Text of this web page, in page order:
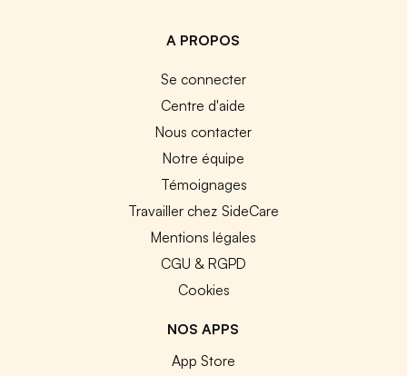
A PROPOS
Se connecter
Centre d'aide
Nous contacter
Notre équipe
Témoignages
Travailler chez SideCare
Mentions légales
CGU & RGPD
Cookies
NOS APPS
App Store